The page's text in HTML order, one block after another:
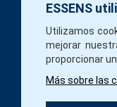
ESSENS
Utilizamos
mejorar
proporcionar
Más sobre las